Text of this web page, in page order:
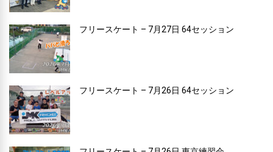
フリースケート – 7月27日 64セッション
フリースケート – 7月26日 64セッション